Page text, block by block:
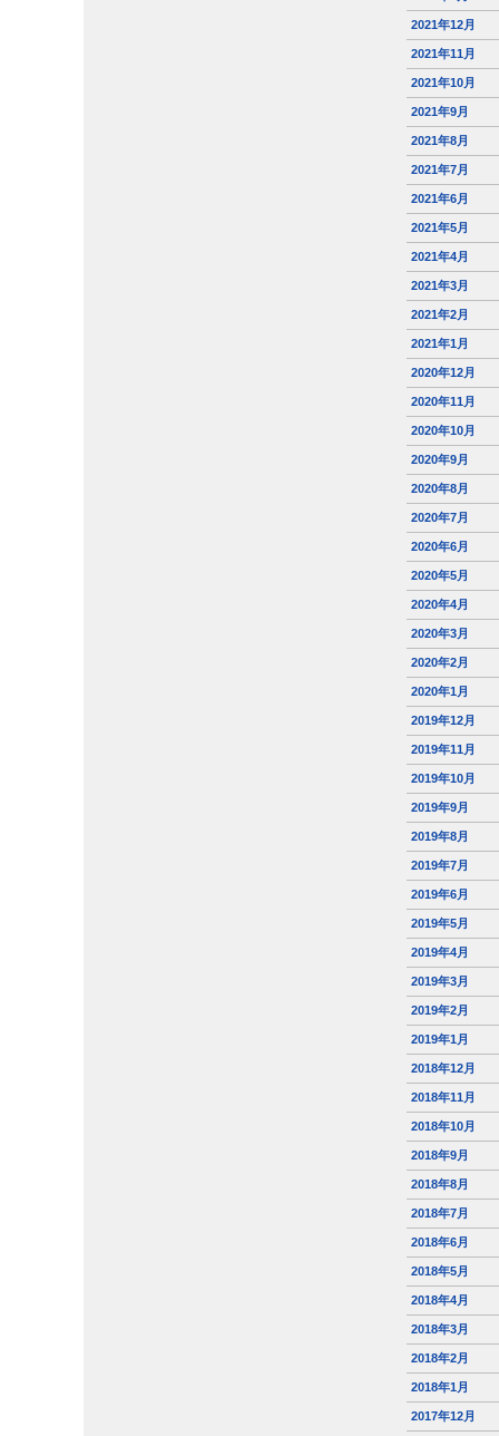
2021年12月
2021年11月
2021年10月
2021年9月
2021年8月
2021年7月
2021年6月
2021年5月
2021年4月
2021年3月
2021年2月
2021年1月
2020年12月
2020年11月
2020年10月
2020年9月
2020年8月
2020年7月
2020年6月
2020年5月
2020年4月
2020年3月
2020年2月
2020年1月
2019年12月
2019年11月
2019年10月
2019年9月
2019年8月
2019年7月
2019年6月
2019年5月
2019年4月
2019年3月
2019年2月
2019年1月
2018年12月
2018年11月
2018年10月
2018年9月
2018年8月
2018年7月
2018年6月
2018年5月
2018年4月
2018年3月
2018年2月
2018年1月
2017年12月